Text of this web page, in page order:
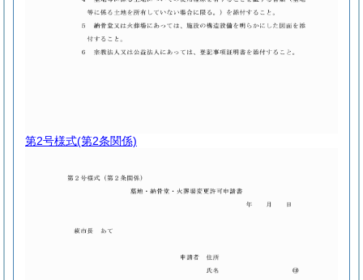
第2号様式(第2条関係)